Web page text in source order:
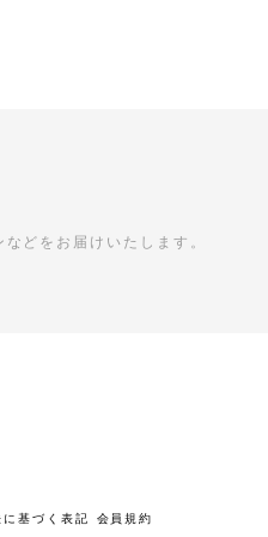
どをお届けいたします。
基づく表記 会員規約